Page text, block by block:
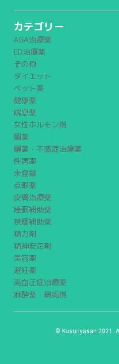
カテゴリー
AGA治療薬
ED治療薬
その他
ダイエット
ペット薬
健康薬
喘息薬
女性ホルモン剤
媚薬
媚薬・不感症治療薬
性病薬
未登録
点眼薬
皮膚治療薬
睡眠補助薬
禁煙補助薬
精力剤
精神安定剤
美容薬
避妊薬
高血圧症治療薬
麻酔薬・鎮痛剤
© Kusuriyasan 2021.